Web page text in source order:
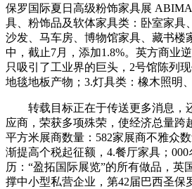
保罗国际夏日高级粉饰家具展
具、粉饰品及软体家具类：卧室家具
沙发、马车房、博物馆家具、藏书楼
中，截止7月，添加1.8%。英方商业
只吸引了工业界的巨头，2号馆陈列
地毯地板产物；3.灯具类：橡木照明
转载目标正在于传送更多消息，
应商，荣获多项殊荣，使经济总量跨
平方米展商数量：582家展商不雅众
渐提高个税起征额，4.餐厅家具；
历：“盈拓国际展览”的所有做品，英
撑中小型私营企业，第42届巴西圣保